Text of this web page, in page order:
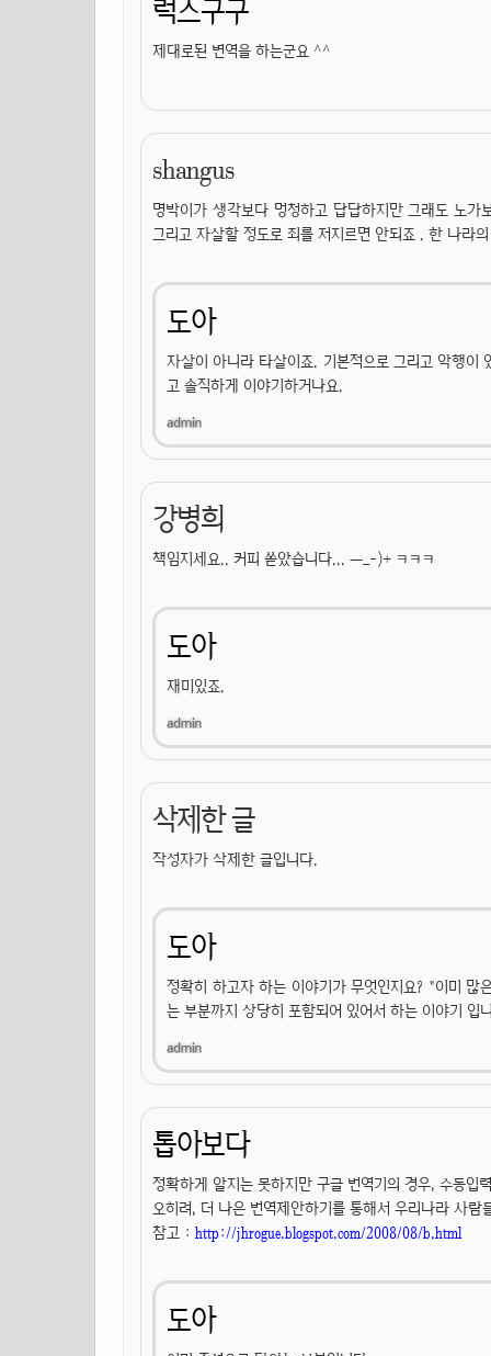
럭스구구
제대로된 변역을 하는군요 ^^
shangus
명박이가 생각보다 멍청하고 답답하지만 그래도 노가
그리고 자살할 정도로 죄를 저지르면 안되죠 . 한 나라
도아
자살이 아니라 타살이죠. 기본적으로 그리고 악행
고 솔직하게 이야기하거나요.
강병희
책임지세요.. 커피 쏟았습니다... ㅡ_-)+ ㅋㅋㅋ
도아
재미있죠.
삭제한 글
작성자가 삭제한 글입니다.
도아
정확히 하고자 하는 이야기가 무엇인지요? "이미
는 부분까지 상당히 포함되어 있어서 하는 이야기 입
톱아보다
정확하게 알지는 못하지만 구글 번역기의 경우, 수동입
오히려, 더 나은 번역제안하기를 통해서 우리나라 사
참고 : http://jhrogue.blogspot.com/2008/08/b.html
도아